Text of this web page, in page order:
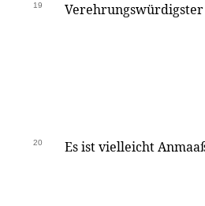
19 Verehrungswürdigster
20 Es ist vielleicht